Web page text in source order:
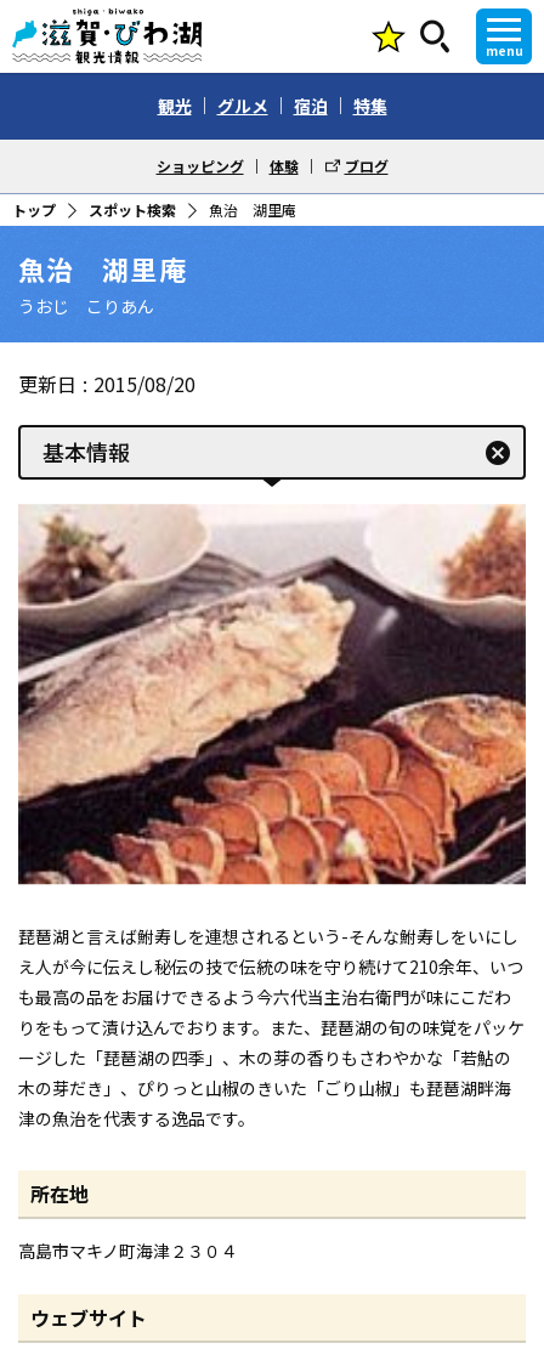
menu
観光 グルメ 宿泊 特集
ショッピング 体験 ブログ
トップ スポット検索 魚治 湖里庵
魚治 湖里庵
うおじ こりあん
更新日 2015/08/20
基本情報 cancel
琵琶湖と言えば鮒寿しを連想されるという-そんな鮒寿しをいにし
え人が今に伝えし秘伝の技で伝統の味を守り続けて210余年、いつ
も最高の品をお届けできるよう今六代当主治右衛門が味にこだわ
りをもって漬け込んでおります。また、琵琶湖の旬の味覚をパッケ
ージした「琵琶湖の四季」、木の芽の香りもさわやかな「若鮎の
木の芽だき」、ぴりっと山椒のきいた「ごり山椒」も琵琶湖畔海
津の魚治を代表する逸品です。
所在地
高島市マキノ町海津２３０４
ウェブサイト